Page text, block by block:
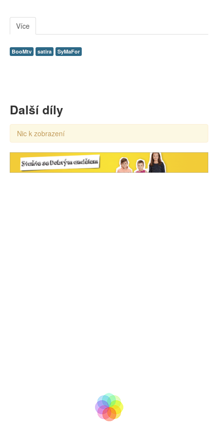
Více
BooMtv satira SyMaFor
Další díly
Nic k zobrazení